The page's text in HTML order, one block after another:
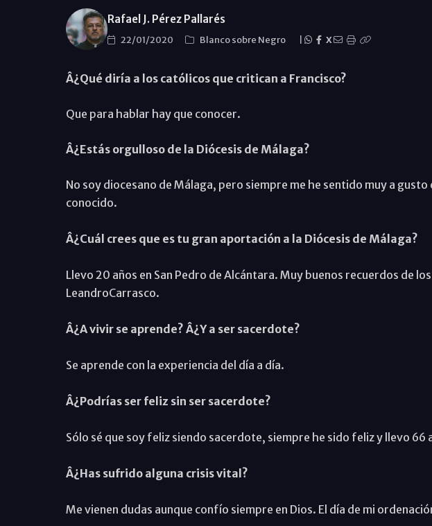
Rafael J. Pérez Pallarés
22/01/2020 Blanco sobre Negro X
Â¿Qué diría a los católicos que critican a Francisco?
Que para hablar hay que conocer.
Â¿Estás orgulloso de la Diócesis de Málaga?
No soy diocesano de Málaga, pero siempre me he sentido muy a
conocido.
Â¿Cuál crees que es tu gran aportación a la Diócesis de Málaga?
Llevo 20 años en San Pedro de Alcántara. Muy buenos recuerdos de
LeandroCarrasco.
Â¿A vivir se aprende? Â¿Y a ser sacerdote?
Se aprende con la experiencia del día a día.
Â¿Podrías ser feliz sin ser sacerdote?
Sólo sé que soy feliz siendo sacerdote, siempre he sido feliz y llevo 66
Â¿Has sufrido alguna crisis vital?
Me vienen dudas aunque confío siempre en Dios. El día de mi